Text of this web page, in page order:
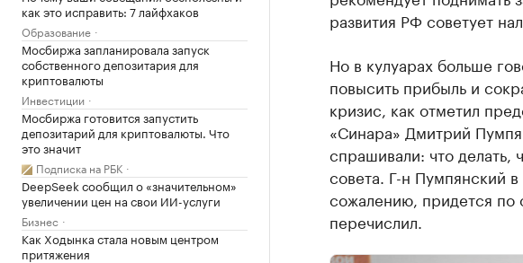
как это исправить: 7 лайфхаков
Образование
Мосбиржа запланировала запуск
собственного депозитария для
криптовалюты
Инвестиции
Мосбиржа готовится запустить
депозитарий для криптовалюты. Что
это значит
Подписка на РБК
DeepSeek сообщил о «значительном»
увеличении цен на свои ИИ-услуги
Бизнес
Как Ходынка стала новым центром
притяжения
развития РФ советует
Но в кулуарах больше
повысить прибыль и
кризис, как отметил
«Синара» Дмитрий
спрашивали: что делать,
совета. Г-н Пумпянский в
сожалению, придется по
перечислил.